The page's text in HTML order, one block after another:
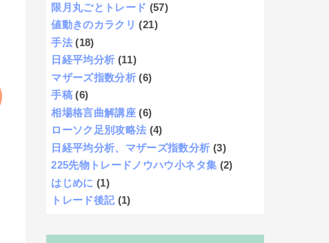
限月丸ごとトレード (57)
値動きのカラクリ (21)
手法 (18)
日経平均分析 (11)
マザーズ指数分析 (6)
手稿 (6)
相場格言曲解講座 (6)
ローソク足別攻略法 (4)
日経平均分析、マザーズ指数分析 (3)
225先物トレードノウハウ小ネタ集 (2)
はじめに (1)
トレード後記 (1)